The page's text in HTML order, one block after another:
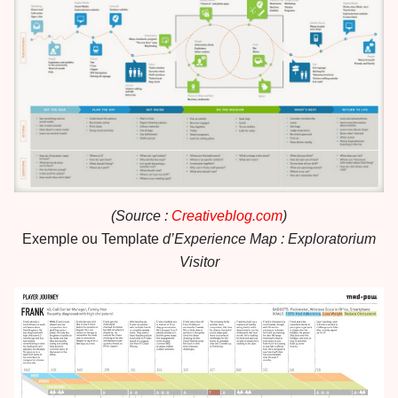
(Source : Creativeblog.com)
Exemple ou Template d’Experience Map : Exploratorium
Visitor